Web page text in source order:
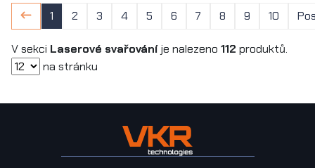
1 2 3 4 5 6 7 8 9 10
V sekci Laserové svařováníje nalezeno 112 produktů.
na stránku